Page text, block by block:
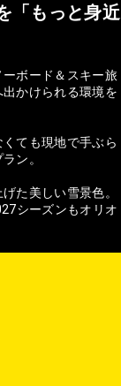
「もっと身近
ーボード＆スキー旅
かけられる環境を
ても現地で手ぶら
ン。
た美しい雪景色。
シーズンもオリオ